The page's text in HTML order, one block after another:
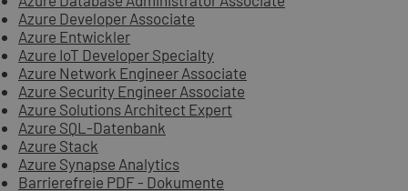
Azure Developer Associate
Azure Entwickler
Azure IoT Developer Specialty
Azure Network Engineer Associate
Azure Security Engineer Associate
Azure Solutions Architect Expert
Azure SQL-Datenbank
Azure Stack
Azure Synapse Analytics
Barrierefreie PDF - Dokumente